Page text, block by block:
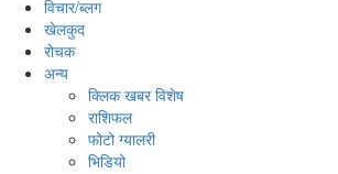
विचार/ब्लग
खेलकुद
रोचक
अन्य
क्लिक खबर विशेष
राशिफल
फोटो ग्यालरी
भिडियो